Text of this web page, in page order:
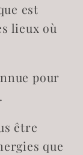
est
lieux où
pour
être
que